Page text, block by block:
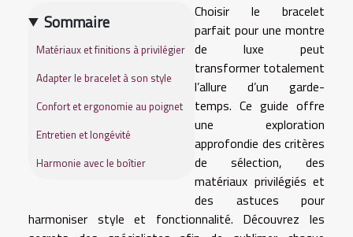
Sommaire
Matériaux et finitions à privilégier
Adapter le bracelet à son style
Confort et ergonomie au poignet
Entretien et longévité
Harmonie avec le boîtier
Choisir le bracelet
parfait pour une montre
de luxe peut
transformer totalement
l’allure d’un garde-
temps. Ce guide offre
une exploration
approfondie des critères
de sélection, des
matériaux privilégiés et
des astuces pour
harmoniser style et fonctionnalité. Découvrez les